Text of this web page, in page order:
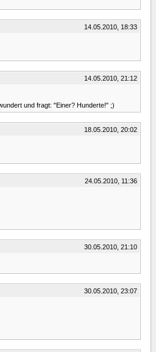
14.05.2010, 18:33
14.05.2010, 21:12
und fragt: "Einer? Hunderte!" ;)
18.05.2010, 20:02
24.05.2010, 11:36
30.05.2010, 21:10
30.05.2010, 23:07